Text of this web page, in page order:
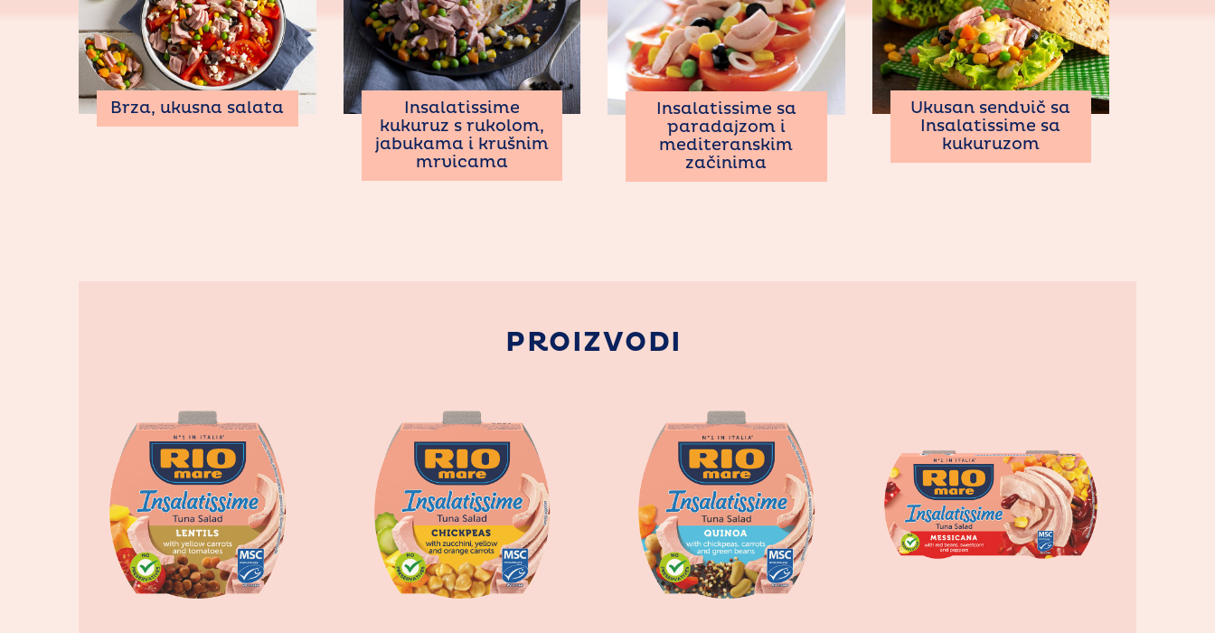
Brza, ukusna salata
Insalatissime
kukuruz s rukolom,
jabukama i krušnim
mrvicama
Insalatissime sa
paradajzom i
mediteranskim
začinima
Ukusan sendvič sa
Insalatissime sa
kukuruzom
PROIZVODI